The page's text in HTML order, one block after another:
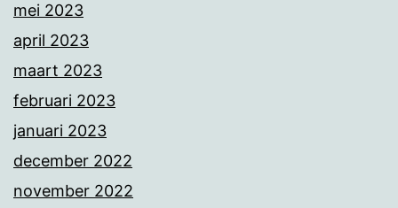
mei 2023
april 2023
maart 2023
februari 2023
januari 2023
december 2022
november 2022